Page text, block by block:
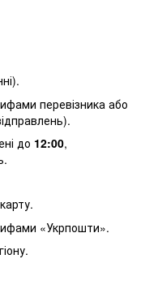
перевізника або
до 12:00,
«Укрпошти».